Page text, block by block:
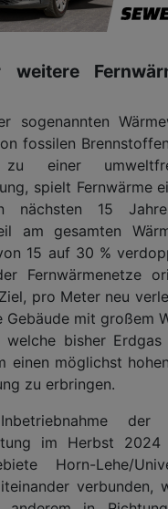
sogenannten
fossilen
einer
spielt Fernwärme
nächsten 15
am gesamten
15 auf 30 %
Fernwärmenetze
pro Meter neu
Gebäude mit großem
welche bisher
einen möglichst
zu erbringen.
der
im Herbst
Horn-Lehe/
verbunden,